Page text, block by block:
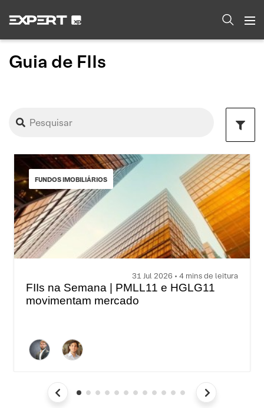
Guia de FIIs
FUNDOS IMOBILIÁRIOS
31 Jul 2026 • 4 mins de leitura
FIIs na Semana | PMLL11 e HGLG11
movimentam mercado